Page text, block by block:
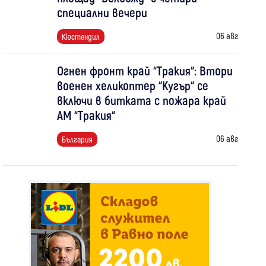
специални вечери
Кюстендил 06 авг
Огнен фронт край “Тракия“: Втори
военен хеликоптер “Кугър“ се
включи в битката с пожара край
АМ “Тракия“
България 06 авг